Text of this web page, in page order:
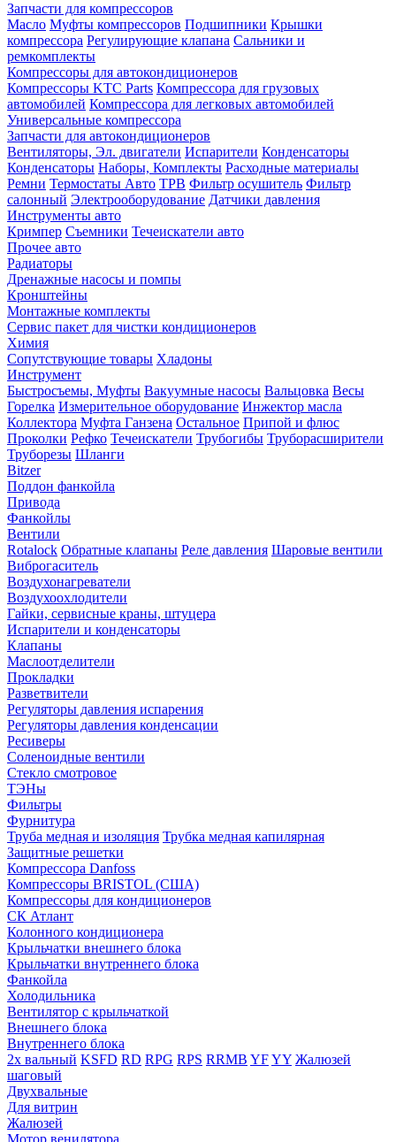
Запчасти для компрессоров
Масло Муфты компрессоров Подшипники Крышки
компрессора Регулирующие клапана Сальники и
ремкомплекты
Компрессоры для автокондиционеров
Компрессоры KTC Parts Компрессора для грузовых
автомобилей Компрессора для легковых автомобилей
Универсальные компрессора
Запчасти для автокондиционеров
Вентиляторы, Эл. двигатели Испарители Конденсаторы
Конденсаторы Наборы, Комплекты Расходные материалы
Ремни Термостаты Авто ТРВ Фильтр осушитель Фильтр
салонный Электрооборудование Датчики давления
Инструменты авто
Кримпер Съемники Течеискатели авто
Прочее авто
Радиаторы
Дренажные насосы и помпы
Кронштейны
Монтажные комплекты
Сервис пакет для чистки кондиционеров
Химия
Сопутствующие товары Хладоны
Инструмент
Быстросъемы, Муфты Вакуумные насосы Вальцовка Весы
Горелка Измерительное оборудование Инжектор масла
Коллектора Муфта Ганзена Остальное Припой и флюс
Проколки Рефко Течеискатели Трубогибы Труборасширители
Труборезы Шланги
Bitzer
Поддон фанкойла
Привода
Фанкойлы
Вентили
Rotalock Обратные клапаны Реле давления Шаровые вентили
Виброгаситель
Воздухонагреватели
Воздухоохлодители
Гайки, сервисные краны, штуцера
Испарители и конденсаторы
Клапаны
Маслоотделители
Прокладки
Разветвители
Регуляторы давления испарения
Регуляторы давления конденсации
Ресиверы
Соленоидные вентили
Стекло смотровое
ТЭНы
Фильтры
Фурнитура
Труба медная и изоляция Трубка медная капилярная
Защитные решетки
Компрессора Danfoss
Компрессоры BRISTOL (США)
Компрессоры для кондиционеров
СК Атлант
Колонного кондиционера
Крыльчатки внешнего блока
Крыльчатки внутреннего блока
Фанкойла
Холодильника
Вентилятор с крыльчаткой
Внешнего блока
Внутреннего блока
2х вальный KSFD RD RPG RPS RRMB YFYY Жалюзей
шаговый
Двухвальные
Для витрин
Жалюзей
Мотор венилятора